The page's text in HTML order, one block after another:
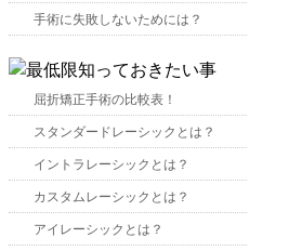
手術に失敗しないためには？
屈折矯正手術の比較表！
スタンダードレーシックとは？
イントラレーシックとは？
カスタムレーシックとは？
アイレーシックとは？